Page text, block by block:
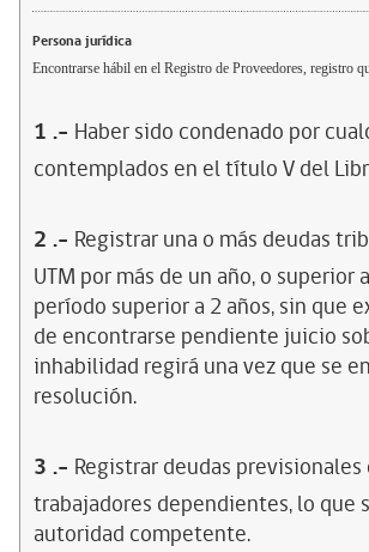
Persona jurídica
Encontrarse hábil en el Registro de Proveedores, registro
1 .- Haber sido condenado por
contemplados en el título V del
2 .- Registrar una o más deudas
UTM por más de un año, o
período superior a 2 años, sin que
de encontrarse pendiente juicio
inhabilidad regirá una vez que se
resolución.
3 .- Registrar deudas
trabajadores dependientes, lo
autoridad competente.